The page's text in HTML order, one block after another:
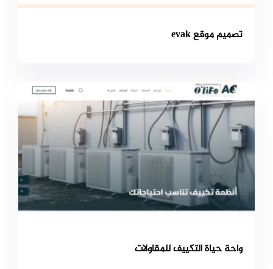
تصميم موقع evak
واحة حياة التكييف للمقاولات